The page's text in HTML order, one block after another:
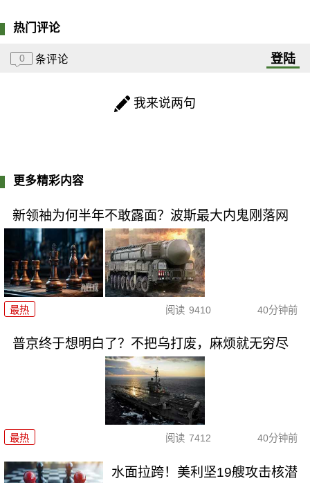
热门评论
0 条评论 登陆
我来说两句
更多精彩内容
新领袖为何半年不敢露面？波斯最大内鬼刚落网
最热 阅读 9410 40分钟前
普京终于想明白了？不把乌打废，麻烦就无穷尽
最热 阅读 7412 40分钟前
水面拉跨！美利坚19艘攻击核潜